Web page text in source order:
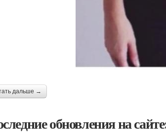
дальше →
обновления на